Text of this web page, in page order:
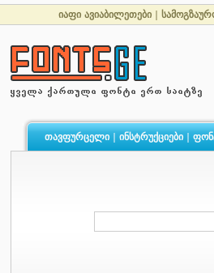
იაფი ავიაბილეთები
თავფურცელი| ინსტრუქციები|